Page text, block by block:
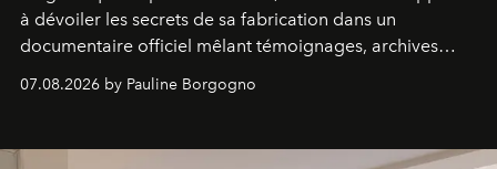
à dévoiler les secrets de sa fabrication dans un
documentaire officiel mêlant témoignages, archives
générationnel.
07.08.2026 by Pauline Borgogno